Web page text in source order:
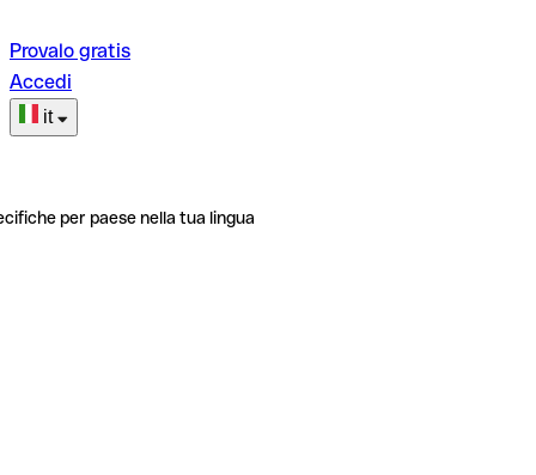
Provalo gratis
Accedi
it
per paese nella tua lingua